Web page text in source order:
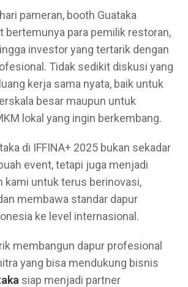
pameran, booth Guataka
bertemunya para pemilik restoran,
investor yang tertarik dengan
Tidak sedikit diskusi yang
kerja sama nyata, baik untuk
besar maupun untuk
lokal yang ingin berkembang.
di IFFINA+ 2025 bukan sekadar
event, tetapi juga menjadi
kami untuk terus berinovasi,
membawa standar dapur
ke level internasional.
membangun dapur profesional
yang bisa mendukung bisnis
siap menjadi partner